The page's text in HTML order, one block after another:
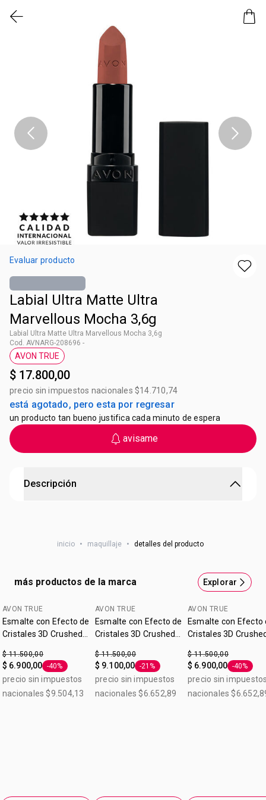
Evaluar producto
Labial Ultra Matte Ultra
Marvellous Mocha 3,6g
Labial Ultra Matte Ultra Marvellous Mocha 3,6g
Cod. AVNARG-208696 -
Etiqueta AVON TRUE
AVON TRUE
$ 17.800,00
precio sin impuestos nacionales $14.710,74
está agotado, pero esta por regresar
un producto tan bueno justifica cada minuto de espera
avisame
Descripción
labial ultra hidratante se renovó. Nuevo formato de punta,
formulado con aceite de palta que brinda una mayor
hidratación. Fps 15. Contenido: 3,6 g.
inicio • maquillaje • detalles del producto
más productos de la marca Explorar
AVON TRUE
Esmalte con Efecto de
Cristales 3D Crushed
Crimson 9ml
$ 11.500,00
$ 6.900,00 Etiqueta -40%
-40%
precio sin impuestos
nacionales $9.504,13
AVON TRUE
Esmalte con Efecto de
Cristales 3D Crushed
Fawn 9ml
$ 11.500,00
$ 9.100,00 Etiqueta -21%
-21%
precio sin impuestos
nacionales $6.652,89
AVON TRUE
Esmalte con Efecto
Cristales 3D
9ml
$ 11.500,00
$ 6.900,00 Etiqueta -
-40%
precio sin
nacionales